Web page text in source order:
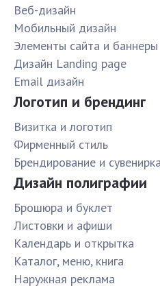
Веб-дизайн
Мобильный дизайн
Элементы сайта и баннеры
Дизайн Landing page
Email дизайн
Логотип и брендинг
Визитка и логотип
Фирменный стиль
Брендирование и сувенирка
Дизайн полиграфии
Брошюра и буклет
Листовки и афиши
Календарь и открытка
Каталог, меню, книга
Наружная реклама